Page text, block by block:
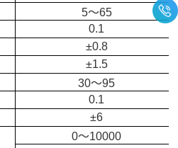
5～65
0.1
±0.8
±1.5
30～95
0.1
±6
0～10000